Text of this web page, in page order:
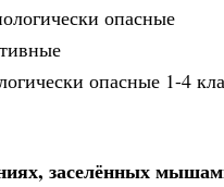
опасные
опасные 1-4
заселённых